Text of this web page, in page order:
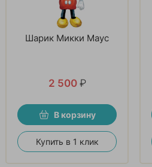
Шарик Микки Маус
2 500 ₽
В корзину
Купить в 1 клик